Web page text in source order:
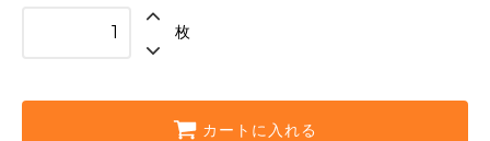
枚
カートに入れる